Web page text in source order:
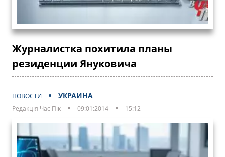
Журналистка похитила планы
резиденции Януковича
НОВОСТИ УКРАИНА
Редакція Час Пік 09:01:2014 15:12